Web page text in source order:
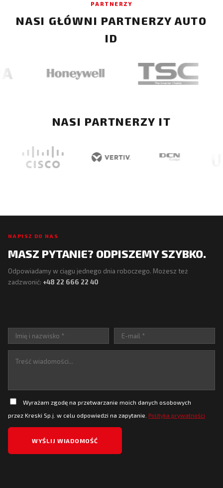
PARTNERZY
NASI GŁÓWNI PARTNERZY AUTO
ID
NASI PARTNERZY IT
NAPISZ DO NAS
MASZ PYTANIE? ODPISZEMY SZYBKO.
Odpowiadamy w ciągu jednego dnia roboczego. Możesz też
zadzwonić: +48 22 666 22 40
Wyrażam zgodę na przetwarzanie moich danych osobowych
przez Kreski Sp.j. w celu odpowiedzi na zapytanie. Polityka prywatności